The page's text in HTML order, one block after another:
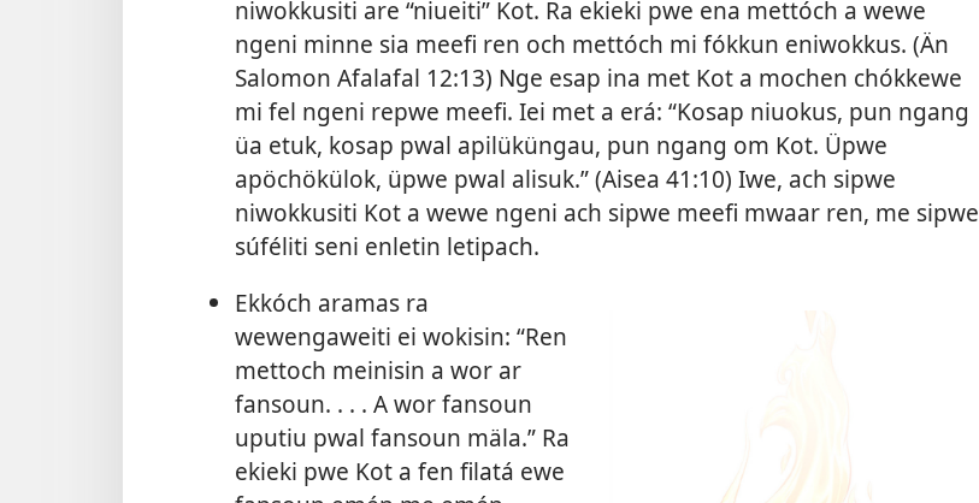
niwokkusiti are “niueiti” Kot. Ra ekieki pwe ena mettóch a wewe
ngeni minne sia meefi ren och mettóch mi fókkun eniwokkus. (Än
Salomon Afalafal 12:13) Nge esap ina met Kot a mochen chókkewe
mi fel ngeni repwe meefi. Iei met a erá: “Kosap niuokus, pun ngang
üa etuk, kosap pwal apilüküngau, pun ngang om Kot. Üpwe
apöchökülok, üpwe pwal alisuk.” (Aisea 41:10) Iwe, ach sipwe
niwokkusiti Kot a wewe ngeni ach sipwe meefi mwaar ren, me sipwe
súféliti seni enletin letipach.
Ekkóch aramas ra
wewengaweiti ei wokisin: “Ren
mettoch meinisin a wor ar
fansoun. . . . A wor fansoun
uputiu pwal fansoun mäla.” Ra
ekieki pwe Kot a fen filatá ewe